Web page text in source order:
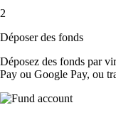
2
Déposer des fonds
Déposez des fonds par
Pay ou Google Pay, ou